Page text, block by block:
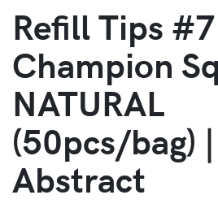
Refill Tips #7
Champion
NATURAL
(50pcs/bag) |
Abstract